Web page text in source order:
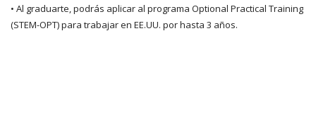
• Al graduarte, podrás aplicar al programa Optional Practical Training
(STEM-OPT) para trabajar en EE.UU. por hasta 3 años.